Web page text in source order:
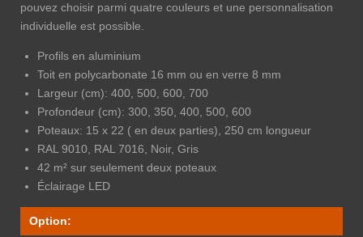
pouvez choisir parmi quatre couleurs et une personnalisation
individuelle est possible.
Profils en aluminium
Toit en polycarbonate 16 mm ou en verre 8 mm
Largeur (cm): 400, 500, 600, 700
Profondeur (cm): 300, 350, 400, 500, 600
Poteaux: 15 x 22 ( en deux parties), 250 cm longueur
RAL 9010, RAL 7016, Noir, Gris
42 m² sur seulement deux poteaux
Éclairage LED
Option: